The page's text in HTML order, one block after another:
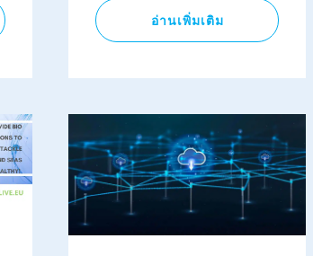
อ่านเพิ่มเติม